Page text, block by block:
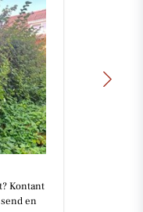
Kontant
en